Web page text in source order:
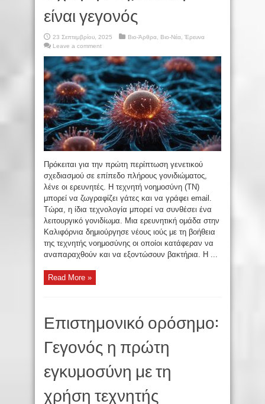
είναι γεγονός
23 Σεπτεμβρίου, 2025 Βιο-Άρθρα Βιο-Νέα Έρευνα
Leave a comment
Πρόκειται για την πρώτη περίπτωση γενετικού
σχεδιασμού σε επίπεδο πλήρους γονιδιώματος,
λένε οι ερευνητές. Η τεχνητή νοημοσύνη (ΤΝ)
μπορεί να ζωγραφίζει γάτες και να γράφει email.
Τώρα, η ίδια τεχνολογία μπορεί να συνθέσει ένα
λειτουργικό γονιδίωμα. Μια ερευνητική ομάδα στην
Καλιφόρνια δημιούργησε νέους ιούς με τη βοήθεια
της τεχνητής νοημοσύνης οι οποίοι κατάφεραν να
αναπαραχθούν και να εξοντώσουν βακτήρια. Η ...
Read More »
Επιστημονικό ορόσημο:
Γεγονός η πρώτη
εγκυμοσύνη με τη
χρήση τεχνητής